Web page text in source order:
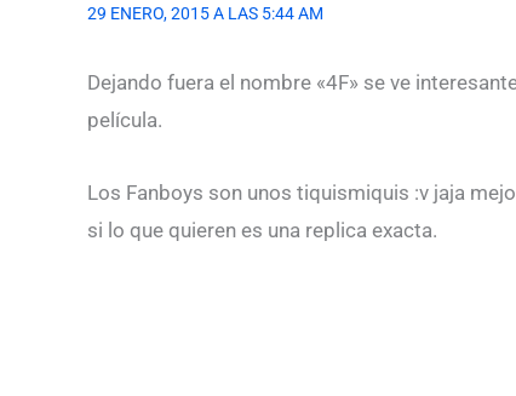
29 ENERO, 2015 A LAS 5:44 AM
Dejando fuera el nombre «4F» se ve
película.
Los Fanboys son unos tiquismiquis :v jaja
si lo que quieren es una replica exacta.